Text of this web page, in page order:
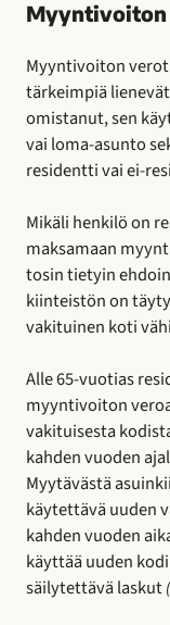
Myyntivoiton
Myyntivoiton
tärkeimpiä
omistanut, sen
vai loma-asunto
residentti vai ei-
Mikäli henkilö on
maksamaan
tosin tietyin
kiinteistön on
vakituinen koti
Alle 65-vuotias
myyntivoiton
vakituisesta
kahden vuoden
Myytävästä
käytettävä uuden
kahden vuoden
käyttää uuden
säilytettävä laskut